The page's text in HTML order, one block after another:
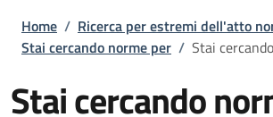
Briciole di pane
Home / Ricerca per estremi dell'atto
Stai cercando norme per / Stai
Stai cercando